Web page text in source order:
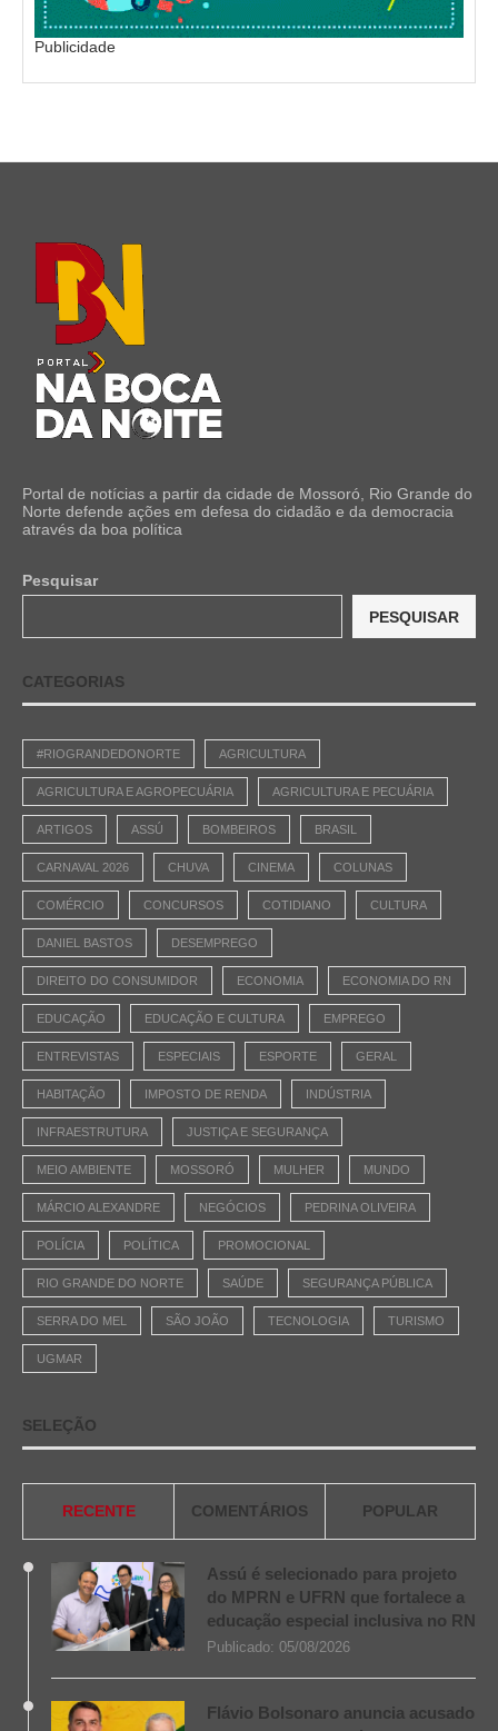
Publicidade
Portal de notícias a partir da cidade de Mossoró, Rio Grande do
Norte defende ações em defesa do cidadão e da democracia
através da boa política
Pesquisar
PESQUISAR
CATEGORIAS
#RIOGRANDEDONORTE AGRICULTURA
AGRICULTURA E AGROPECUÁRIA AGRICULTURA E PECUÁRIA
ARTIGOS ASSÚ BOMBEIROS BRASIL
CARNAVAL 2026 CHUVA CINEMA COLUNAS
COMÉRCIO CONCURSOS COTIDIANO CULTURA
DANIEL BASTOS DESEMPREGO
DIREITO DO CONSUMIDOR ECONOMIA ECONOMIA DO RN
EDUCAÇÃO EDUCAÇÃO E CULTURA EMPREGO
ENTREVISTAS ESPECIAIS ESPORTE GERAL
HABITAÇÃO IMPOSTO DE RENDA INDÚSTRIA
INFRAESTRUTURA JUSTIÇA E SEGURANÇA
MEIO AMBIENTE MOSSORÓ MULHER MUNDO
MÁRCIO ALEXANDRE NEGÓCIOS PEDRINA OLIVEIRA
POLÍCIA POLÍTICA PROMOCIONAL
RIO GRANDE DO NORTE SAÚDE SEGURANÇA PÚBLICA
SERRA DO MEL SÃO JOÃO TECNOLOGIA TURISMO
UGMAR
SELEÇÃO
RECENTE COMENTÁRIOS POPULAR
Assú é selecionado para projeto
do MPRN e UFRN que fortalece a
educação especial inclusiva no RN
Publicado: 05/08/2026
Flávio Bolsonaro anuncia acusado